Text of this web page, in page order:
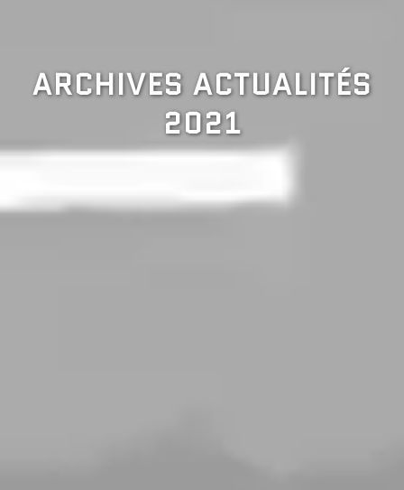
ARCHIVES ACTUALITÉS
2021